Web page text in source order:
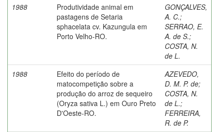
1988
Produtividade animal em
pastagens de Setaria
sphacelata cv. Kazungula em
Porto Velho-RO.
GONÇALVES,
A. C.;
SERRAO, E.
A. de S.;
COSTA, N.
de L.
1988
Efeito do período de
matocompetição sobre a
produção do arroz de sequeiro
(Oryza sativa L.) em Ouro Preto
D'Oeste-RO.
AZEVEDO,
D. M. P. de;
COSTA, N.
de L.;
FERREIRA,
R. de P.